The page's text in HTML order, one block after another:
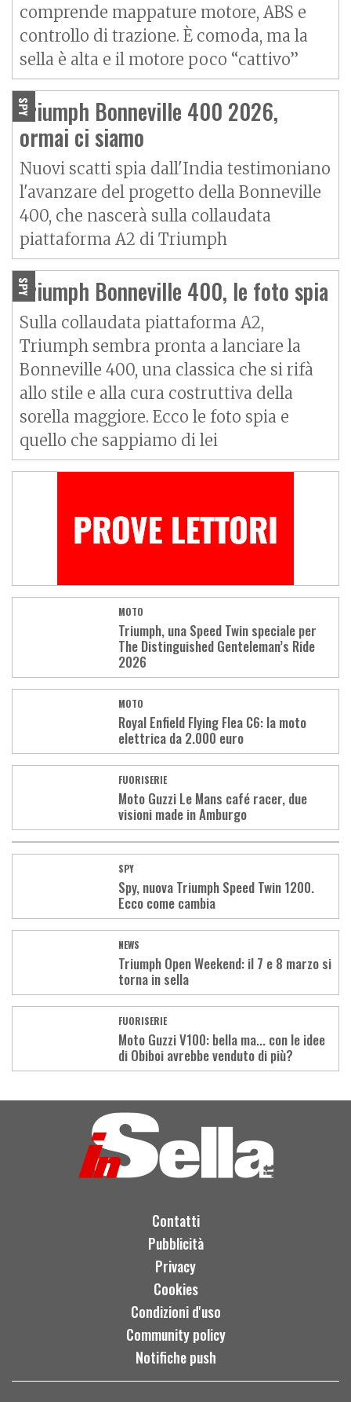
comprende mappature motore, ABS e
controllo di trazione. È comoda, ma la
sella è alta e il motore poco “cattivo”
SPY
Triumph Bonneville 400 2026,
ormai ci siamo
Nuovi scatti spia dall'India testimoniano
l'avanzare del progetto della Bonneville
400, che nascerà sulla collaudata
piattaforma A2 di Triumph
SPY
Triumph Bonneville 400, le foto spia
Sulla collaudata piattaforma A2,
Triumph sembra pronta a lanciare la
Bonneville 400, una classica che si rifà
allo stile e alla cura costruttiva della
sorella maggiore. Ecco le foto spia e
quello che sappiamo di lei
MOTO
Triumph, una Speed Twin speciale per
The Distinguished Genteleman’s Ride
2026
MOTO
Royal Enfield Flying Flea C6: la moto
elettrica da 2.000 euro
FUORISERIE
Moto Guzzi Le Mans café racer, due
visioni made in Amburgo
SPY
Spy, nuova Triumph Speed Twin 1200.
Ecco come cambia
NEWS
Triumph Open Weekend: il 7 e 8 marzo si
torna in sella
FUORISERIE
Moto Guzzi V100: bella ma... con le idee
di Obiboi avrebbe venduto di più?
More
Contatti
Pubblicità
Privacy
Cookies
Condizioni d'uso
Community policy
Notifiche push